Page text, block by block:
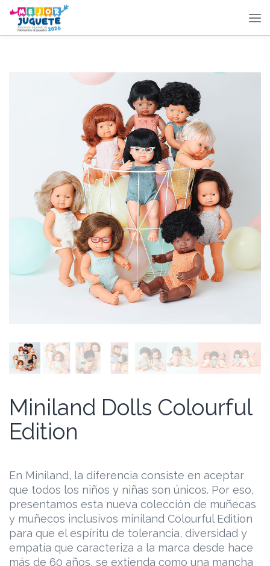
Miniland Dolls Colourful
Edition
En Miniland, la diferencia consiste en aceptar
que todos los niños y niñas son únicos. Por eso,
presentamos esta nueva colección de muñecas
y muñecos inclusivos miniland Colourful Edition
para que el espíritu de tolerancia, diversidad y
empatía que caracteriza a la marca desde hace
más de 60 años, se extienda como una mancha